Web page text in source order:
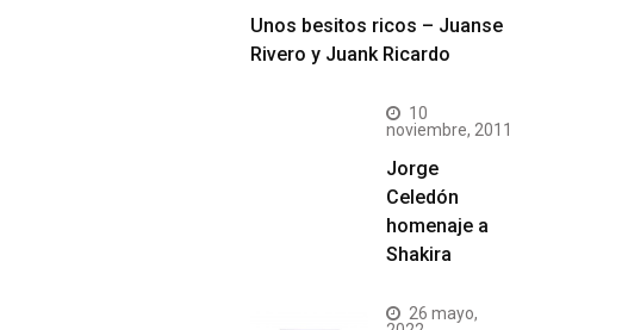
Unos besitos ricos – Juanse
Rivero y Juank Ricardo
10
noviembre, 2011
Jorge
Celedón
homenaje a
Shakira
26 mayo,